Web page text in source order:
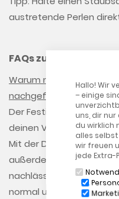
Hallo! Wir
– einige
uns, dir nur
du wirklich
alles
wir freuen
jede Extra-
austretende Perlen
FAQs zum Nachfüllen
Warum müssen
nachgefüllt werden?
Der Festigkeitsgrad
deinen Vorlieben und
Mit der Dauer und
außerdem vorkommen,
nachlässt. Keine Sorge,
normal und kein